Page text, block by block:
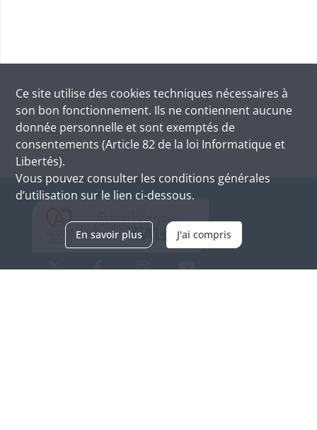
Ce site utilise des cookies techniques nécessaires à
son bon fonctionnement. Ils ne contiennent aucune
donnée personnelle et sont exemptés de
consentements (Article 82 de la loi Informatique et
Libertés).
Vous pouvez consulter les conditions générales
d’utilisation sur le lien ci-dessous.
En savoir plus J'ai compris